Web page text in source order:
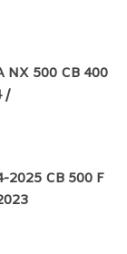
NX 500 CB 400
/
2025 CB 500 F